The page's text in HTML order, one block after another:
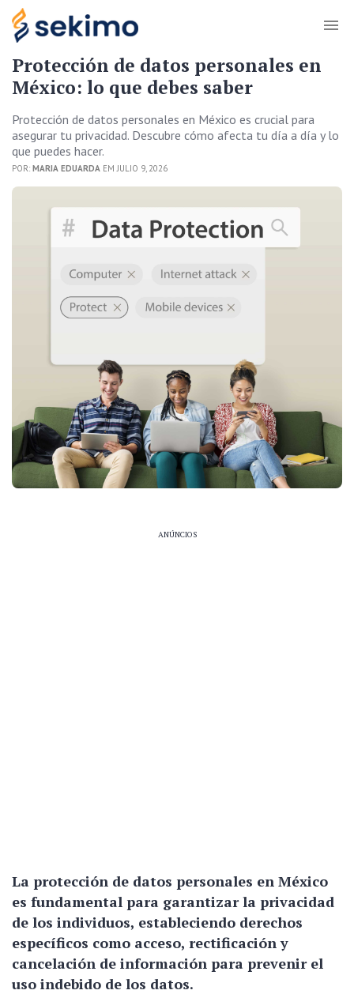
Protección de datos personales en
México: lo que debes saber
Protección de datos personales en México es crucial para
asegurar tu privacidad. Descubre cómo afecta tu día a día y lo
que puedes hacer.
POR: MARIA EDUARDA EM JULIO 9, 2026
ANÚNCIOS
La protección de datos personales en México
es fundamental para garantizar la privacidad
de los individuos, estableciendo derechos
específicos como acceso, rectificación y
cancelación de información para prevenir el
uso indebido de los datos.